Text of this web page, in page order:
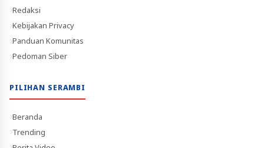
Redaksi
Kebijakan Privacy
Panduan Komunitas
Pedoman Siber
PILIHAN SERAMBI
Beranda
Trending